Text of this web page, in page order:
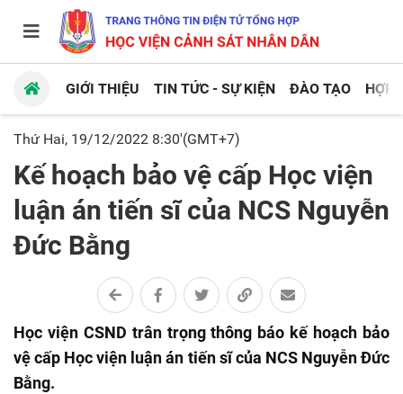
GIỚI THIỆU TIN TỨC - SỰ KIỆN ĐÀO TẠO HỢP
Thứ Hai, 19/12/2022 8:30'(GMT+7)
Kế hoạch bảo vệ cấp Học viện
luận án tiến sĩ của NCS Nguyễn
Đức Bằng
Học viện CSND trân trọng thông báo kế hoạch bảo
vệ cấp Học viện luận án tiến sĩ của NCS Nguyễn Đức
Bằng.